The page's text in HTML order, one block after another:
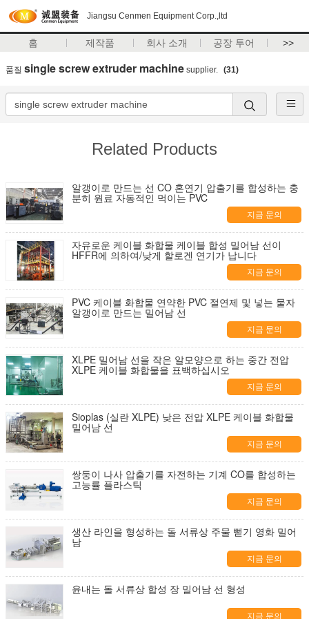
Jiangsu Cenmen Equipment Corp.,ltd
홈 제작품 회사 소개 공장 투어 >>
품질 single screw extruder machine supplier. (31)
Related Products
알갱이로 만드는 선 CO 혼연기 압출기를 합성하는 충
분히 원료 자동적인 먹이는 PVC
지금 문의
자유로운 케이블 화합물 케이블 합성 밀어남 선이
HFFR에 의하여/낮게 할로겐 연기가 납니다
지금 문의
PVC 케이블 화합물 연약한 PVC 절연제 및 넣는 물자
알갱이로 만드는 밀어남 선
지금 문의
XLPE 밀어남 선을 작은 알모양으로 하는 중간 전압
XLPE 케이블 화합물을 표백하십시오
지금 문의
Sioplas (실란 XLPE) 낮은 전압 XLPE 케이블 화합물
밀어남 선
지금 문의
쌍둥이 나사 압출기를 자전하는 기계 CO를 합성하는
고능률 플라스틱
지금 문의
생산 라인을 형성하는 돌 서류상 주물 뻗기 영화 밀어
남
지금 문의
윤내는 돌 서류상 합성 장 밀어남 선 형성
지금 문의